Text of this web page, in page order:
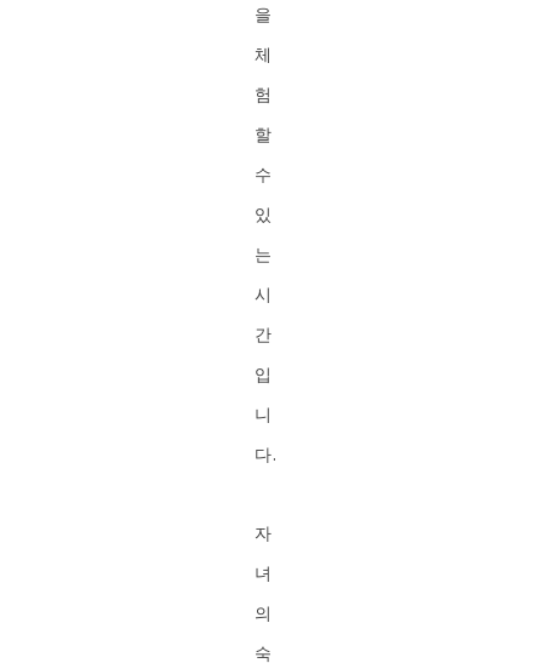
을
체
험
할
수
있
는
시
간
입
니
다.
자
녀
의
숙